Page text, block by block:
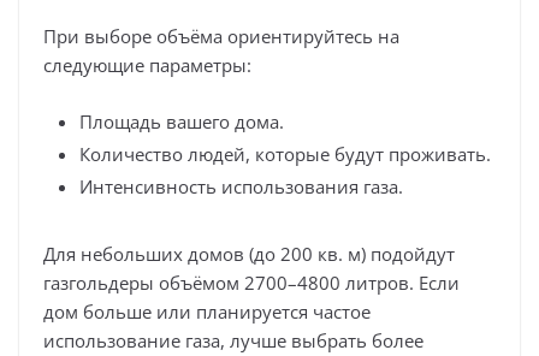
При выборе объёма ориентируйтесь на
следующие параметры:
Площадь вашего дома.
Количество людей, которые будут проживать.
Интенсивность использования газа.
Для небольших домов (до 200 кв. м) подойдут
газгольдеры объёмом 2700–4800 литров. Если
дом больше или планируется частое
использование газа, лучше выбрать более